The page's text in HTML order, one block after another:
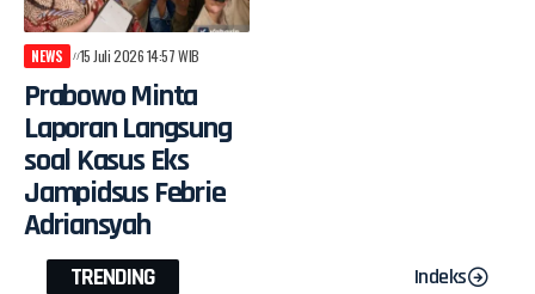
NEWS 15 Juli 2026 14:57 WIB
Prabowo Minta
Laporan Langsung
soal Kasus Eks
Jampidsus Febrie
Adriansyah
TRENDING Indeks